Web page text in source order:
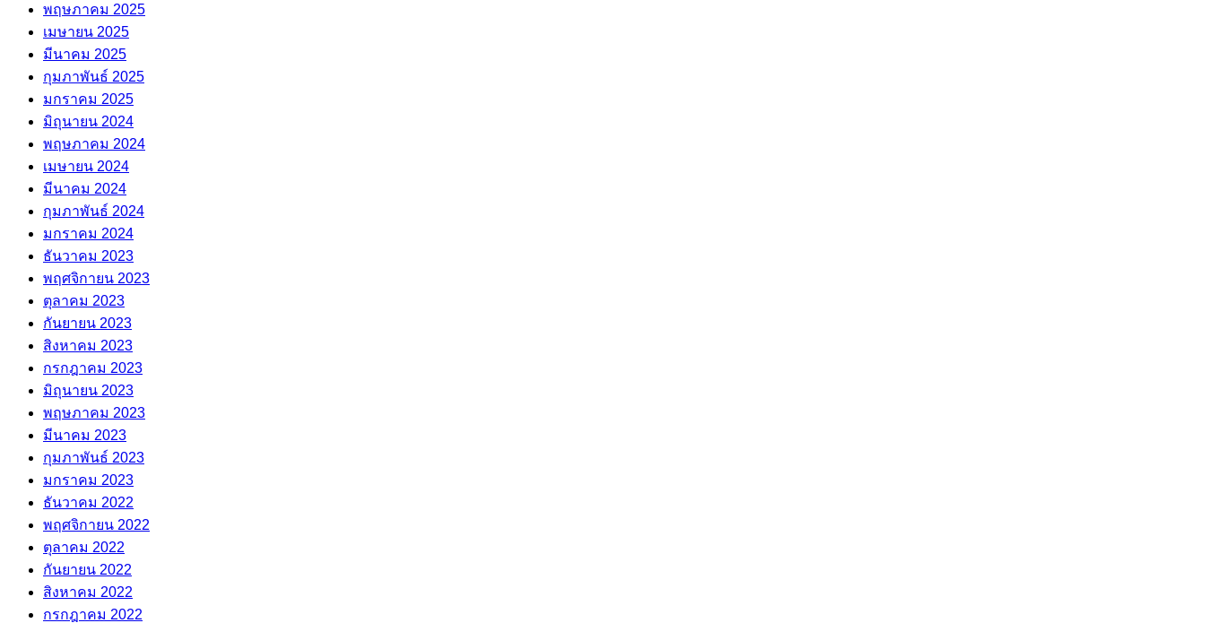
พฤษภาคม 2025
เมษายน 2025
มีนาคม 2025
กุมภาพันธ์ 2025
มกราคม 2025
มิถุนายน 2024
พฤษภาคม 2024
เมษายน 2024
มีนาคม 2024
กุมภาพันธ์ 2024
มกราคม 2024
ธันวาคม 2023
พฤศจิกายน 2023
ตุลาคม 2023
กันยายน 2023
สิงหาคม 2023
กรกฎาคม 2023
มิถุนายน 2023
พฤษภาคม 2023
มีนาคม 2023
กุมภาพันธ์ 2023
มกราคม 2023
ธันวาคม 2022
พฤศจิกายน 2022
ตุลาคม 2022
กันยายน 2022
สิงหาคม 2022
กรกฎาคม 2022